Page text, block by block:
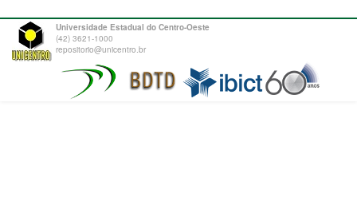
Universidade Estadual do Centro-Oeste
(42) 3621-1000
repositorio@unicentro.br